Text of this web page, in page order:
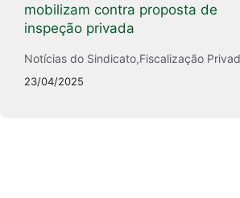
mobilizam contra proposta de
inspeção privada
Notícias do Sindicato,Fiscalização
23/04/2025